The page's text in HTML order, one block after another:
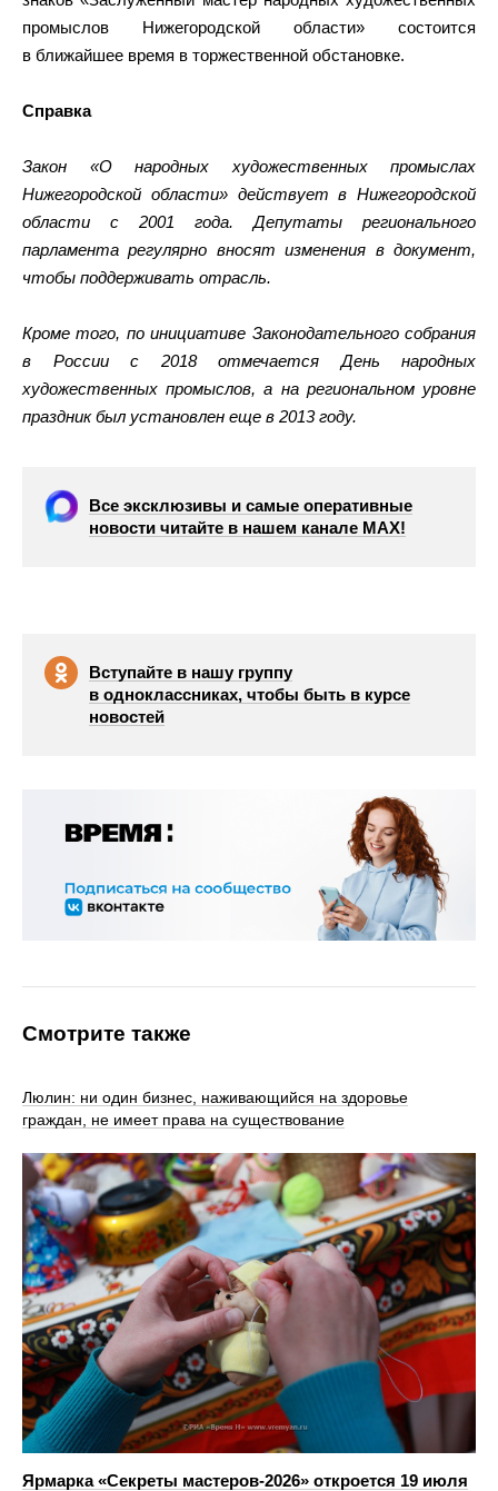
промыслов Нижегородской области» состоится
в ближайшее время в торжественной обстановке.
Справка
Закон «О народных художественных промыслах
Нижегородской области» действует в Нижегородской
области с 2001 года. Депутаты регионального
парламента регулярно вносят изменения в документ,
чтобы поддерживать отрасль.
Кроме того, по инициативе Законодательного собрания
в России с 2018 отмечается День народных
художественных промыслов, а на региональном уровне
праздник был установлен еще в 2013 году.
Все эксклюзивы и самые оперативные
новости читайте в нашем канале МАХ!
Вступайте в нашу группу
в одноклассниках, чтобы быть в курсе
новостей
Смотрите также
Люлин: ни один бизнес, наживающийся на здоровье
граждан, не имеет права на существование
Ярмарка «Секреты мастеров‑2026» откроется 19 июля